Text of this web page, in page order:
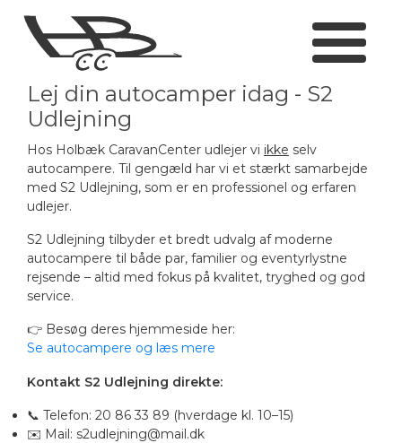
Campingvogne
Nye campingvogne
Brugte campingvogne
Adria
Kampagnevogne
Autocampere
Alle autocampere
Brugte autocamper
Udlejning
Isabella Villa
Værksted
Personale
Lej din autocamper idag - S2
Udlejning
Hos Holbæk CaravanCenter udlejer vi ikke selv
autocampere. Til gengæld har vi et stærkt samarbejde
med S2 Udlejning, som er en professionel og erfaren
udlejer.
S2 Udlejning tilbyder et bredt udvalg af moderne
autocampere til både par, familier og eventyrlystne
rejsende – altid med fokus på kvalitet, tryghed og god
service.
👉 Besøg deres hjemmeside her:
Se autocampere og læs mere
Kontakt S2 Udlejning direkte:
📞 Telefon: 20 86 33 89 (hverdage kl. 10–15)
✉️ Mail: s2udlejning@mail.dk